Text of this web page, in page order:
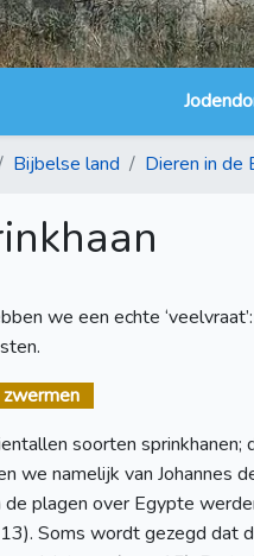
Bijbelse land Dieren in de
we een echte
soorten
we namelijk van Johannes
de plagen over Egypte
Soms wordt gezegd dat